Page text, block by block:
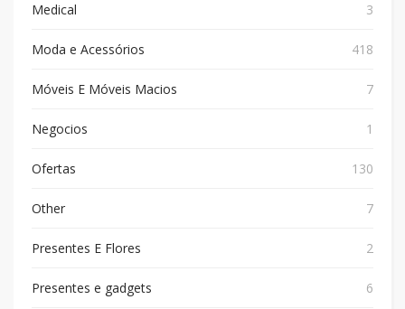
Medical 3
Moda e Acessórios 418
Móveis E Móveis Macios 7
Negocios 1
Ofertas 130
Other 7
Presentes E Flores 2
Presentes e gadgets 6